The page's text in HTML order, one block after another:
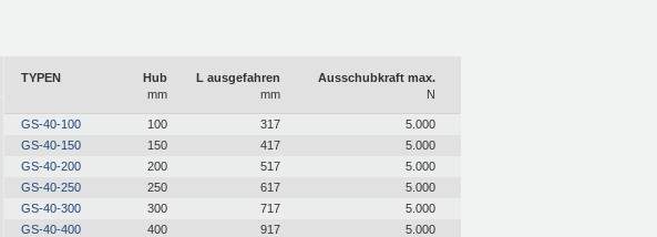
TYPEN
Hub
mm
L ausgefahren
mm
Ausschubkraft max.
N
GS-40-100 100 317
5.000
GS-40-150
150 417
5.000
GS-40-200
200 517
5.000
GS-40-250
250 617
5.000
GS-40-300
300 717
5.000
GS-40-400
400 917
5.000